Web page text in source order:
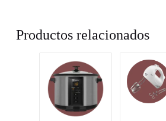
Productos relacionados